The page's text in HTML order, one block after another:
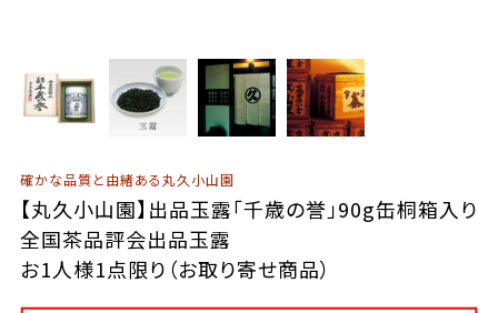
確かな品質と由緒ある丸久小山園
【丸久小山園】出品玉露「千歳の誉」90g缶桐箱入り
全国茶品評会出品玉露
お1人様1点限り（お取り寄せ商品）